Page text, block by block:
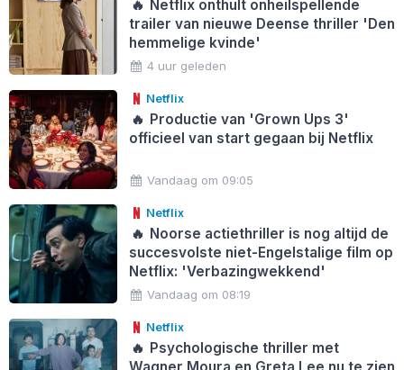
🔥 Netflix onthult onheilspellende
trailer van nieuwe Deense thriller 'Den
hemmelige kvinde'
4 uur geleden
Netflix
🔥 Productie van 'Grown Ups 3'
officieel van start gegaan bij Netflix
Vandaag om 09:05
Netflix
🔥 Noorse actiethriller is nog altijd de
succesvolste niet-Engelstalige film op
Netflix: 'Verbazingwekkend'
Vandaag om 08:19
Netflix
🔥 Psychologische thriller met